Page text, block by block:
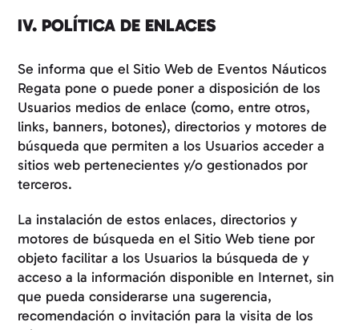
IV. POLÍTICA DE ENLACES
Se informa que el Sitio Web de Eventos Náuticos
Regata pone o puede poner a disposición de los
Usuarios medios de enlace (como, entre otros,
links, banners, botones), directorios y motores de
búsqueda que permiten a los Usuarios acceder a
sitios web pertenecientes y/o gestionados por
terceros.
La instalación de estos enlaces, directorios y
motores de búsqueda en el Sitio Web tiene por
objeto facilitar a los Usuarios la búsqueda de y
acceso a la información disponible en Internet, sin
que pueda considerarse una sugerencia,
recomendación o invitación para la visita de los